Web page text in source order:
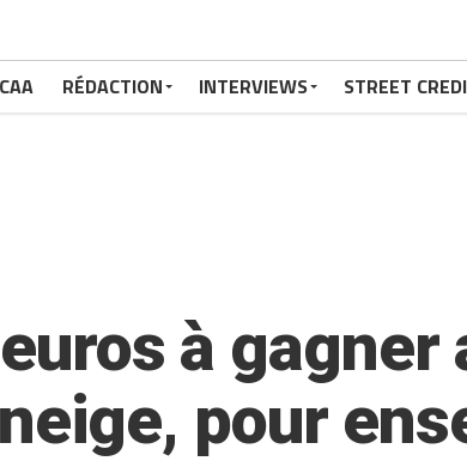
RÉDACTION INTERVIEWS STREET
à gagner
pour